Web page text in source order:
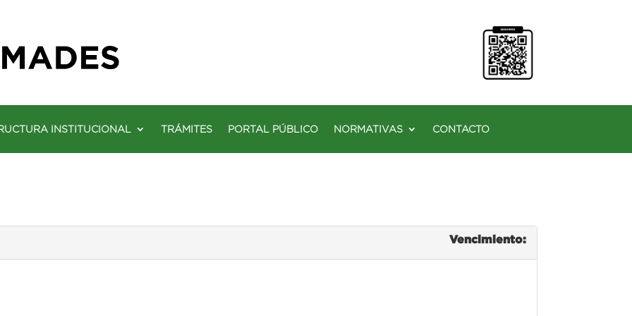
INSTITUCIONAL TRÁMITES PORTAL PÚBLICO NORMATIVAS CONTACTO
Vencimiento: